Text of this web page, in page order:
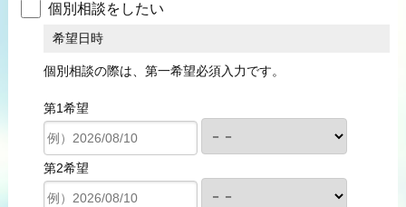
個別相談をしたい
希望日時
個別相談の際は、第一希望必須入力です。
第1希望
第2希望